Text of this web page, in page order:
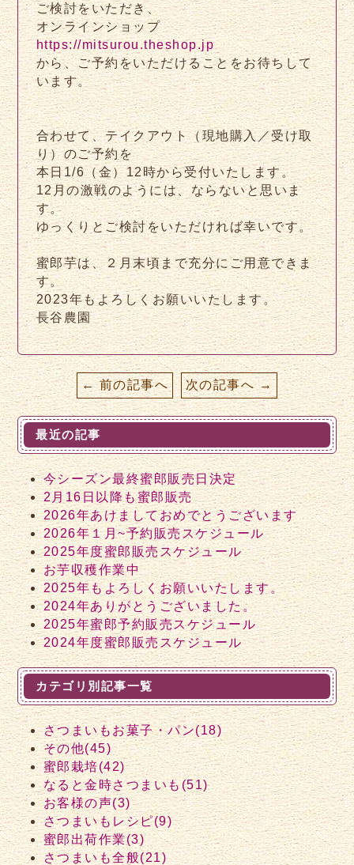
ご検討をいただき、
オンラインショップ
https://mitsurou.theshop.jp
から、ご予約をいただけることをお待ちして
います。
合わせて、テイクアウト（現地購入／受け取
り）のご予約を
本日1/6（金）12時から受付いたします。
12月の激戦のようには、ならないと思いま
す。
ゆっくりとご検討をいただければ幸いです。
蜜郎芋は、２月末頃まで充分にご用意できま
す。
2023年もよろしくお願いいたします。
長谷農園
← 前の記事へ 次の記事へ →
最近の記事
今シーズン最終蜜郎販売日決定
2月16日以降も蜜郎販売
2026年あけましておめでとうございます
2026年１月~予約販売スケジュール
2025年度蜜郎販売スケジュール
お芋収穫作業中
2025年もよろしくお願いいたします。
2024年ありがとうございました。
2025年蜜郎予約販売スケジュール
2024年度蜜郎販売スケジュール
カテゴリ別記事一覧
さつまいもお菓子・パン(18)
その他(45)
蜜郎栽培(42)
なると金時さつまいも(51)
お客様の声(3)
さつまいもレシピ(9)
蜜郎出荷作業(3)
さつまいも全般(21)